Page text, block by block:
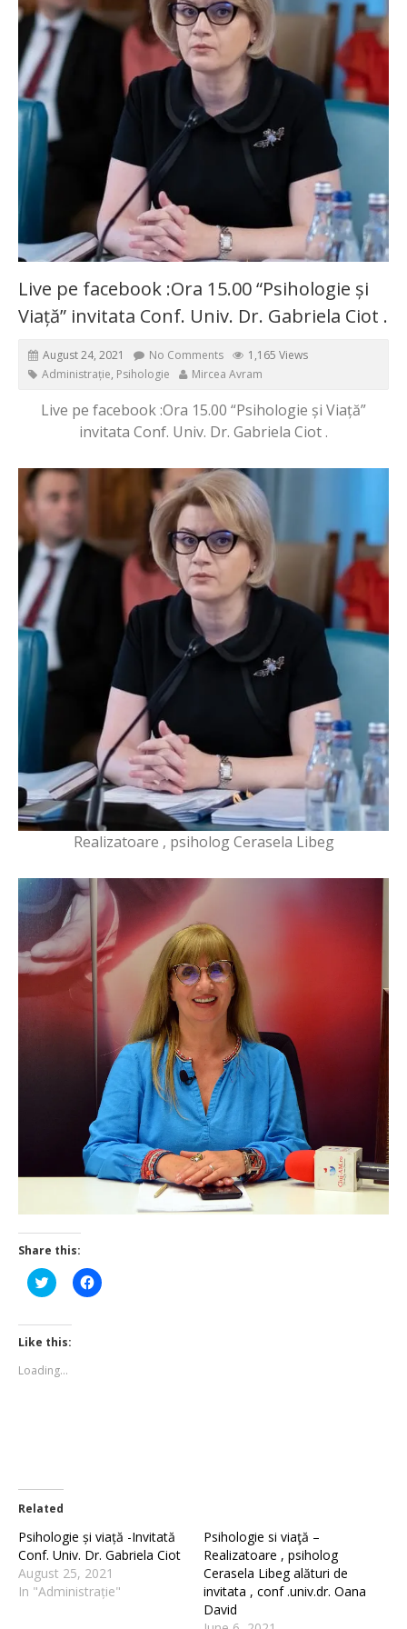
Live pe facebook :Ora 15.00 “Psihologie și
Viață” invitata Conf. Univ. Dr. Gabriela Ciot .
August 24, 2021 No Comments
1,165 Views
Administrație, Psihologie Mircea Avram
Live pe facebook :Ora 15.00 “Psihologie și Viață”
invitata Conf. Univ. Dr. Gabriela Ciot .
Realizatoare , psiholog Cerasela Libeg
Share this:
Click
to
Twitter
(Opens
in
window)
Click
to
Like this:
Loading...
Related
Psihologie și viață -Invitată
Conf. Univ. Dr. Gabriela Ciot
August 25, 2021
In "Administrație"
Psihologie si viaţă –
Realizatoare , psiholog
Cerasela Libeg alături de
invitata , conf .univ.dr. Oana
David